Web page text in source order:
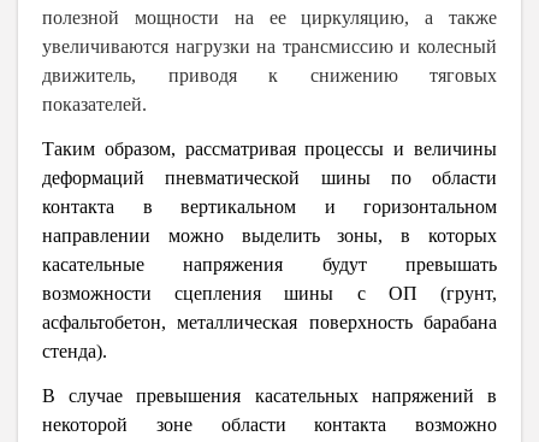
полезной мощности на ее циркуляцию, а также
увеличиваются нагрузки на трансмиссию и колесный
движитель, приводя к снижению тяговых
показателей.
Таким образом, рассматривая процессы и величины
деформаций пневматической шины по области
контакта в вертикальном и горизонтальном
направлении можно выделить зоны, в которых
касательные напряжения будут превышать
возможности сцепления шины с ОП (грунт,
асфальтобетон, металлическая поверхность барабана
стенда).
В случае превышения касательных напряжений в
некоторой зоне области контакта возможно